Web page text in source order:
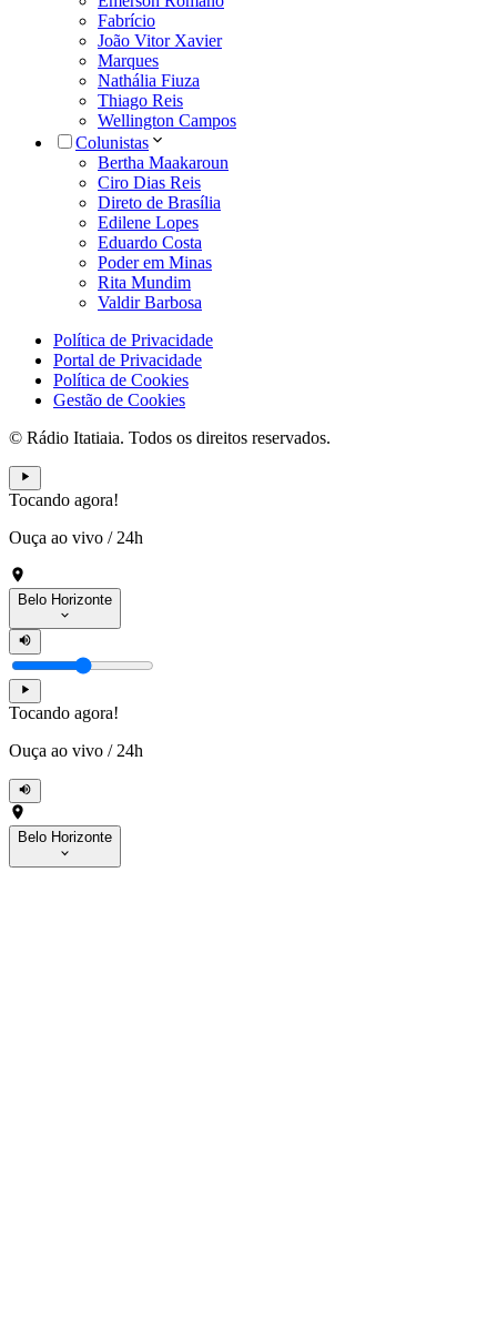
Fabrício
João Vitor Xavier
Marques
Nathália Fiuza
Thiago Reis
Wellington Campos
Colunistas
Bertha Maakaroun
Ciro Dias Reis
Direto de Brasília
Edilene Lopes
Eduardo Costa
Poder em Minas
Rita Mundim
Valdir Barbosa
Política de Privacidade
Portal de Privacidade
Política de Cookies
Gestão de Cookies
© Rádio Itatiaia. Todos os direitos reservados.
Tocando agora!
Ouça ao vivo / 24h
Belo Horizonte
Tocando agora!
Ouça ao vivo / 24h
Belo Horizonte